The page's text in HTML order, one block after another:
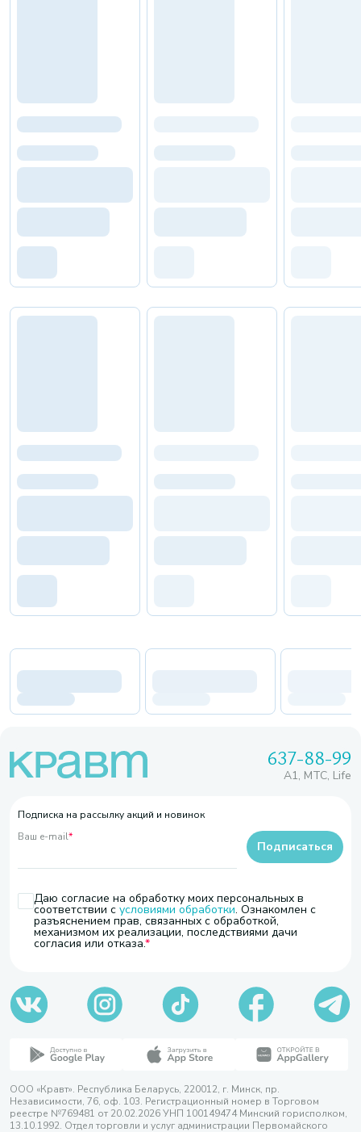
637-88-99
A1, МТС, Life
Подписка на рассылку акций и новинок
Ваш e-mail*
Даю согласие на обработку моих персональных в
соответствии с условиями обработки. Ознакомлен с
разъяснением прав, связанных с обработкой,
механизмом их реализации, последствиями дачи
согласия или отказа.
Подписаться
ООО «Кравт». Республика Беларусь, 220012, г. Минск, пр.
Независимости, 76, оф. 103. Регистрационный номер в Торговом
реестре №769481 от 20.02.2026 УНП 100149474 Минский горисполком,
13.10.1992. Отдел торговли и услуг администрации Первомайского